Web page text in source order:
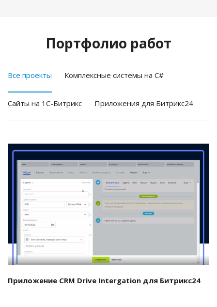
Портфолио работ
Все проекты Комплексные системы на C#
Cайты на 1С-Битрикс Приложения для Битрикс24
Смотреть проект
Приложение CRM Drive Intergation для Битрикс24